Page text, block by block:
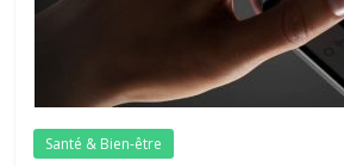
Santé & Bien-être